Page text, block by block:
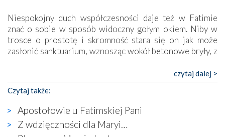
Niespokojny duch współczesności daje też w Fatimie
znać o sobie w sposób widoczny gołym okiem. Niby w
trosce o prostotę i skromność stara się on jak może
zasłonić sanktuarium, wznosząc wokół betonowe bryły, z
katolickiego kultu. Tylko co wspólnego z żywą,
autentyczną wiarą mogą mieć płaskie, szare bunkry albo
kaplice, w których Tabernakulum przypomina bardziej
skrzynkę na narzędzia? Albo co powiedzieć o ustawionym
tuż przy nowej bazylice wielkim krzyżu, na którym
zamiast Chrystusa umieszczono dziwaczną postać jakby
czytaj dalej >
Czytaj także:
Apostołowie u Fatimskiej Pani
Z wdzięczności dla Maryi…